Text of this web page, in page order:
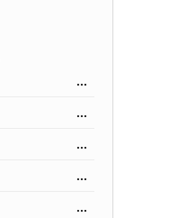
...
...
...
...
...